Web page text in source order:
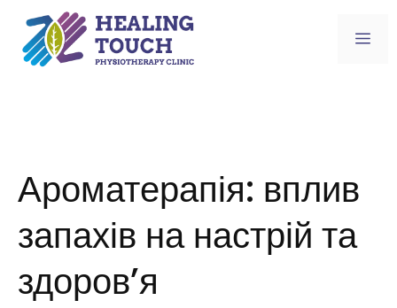
content
Ароматерапія: вплив
запахів на настрій та
здоров’я